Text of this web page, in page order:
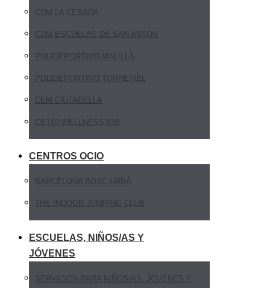
CDM LA CEBADA
CDM ESCUELAS DE SAN ANTÓN
POLIDEPORTIVO MALILLA
POLIDEPORTIVO TORREFIEL
CEM CIUTADELLA
CET10 WELLNESSJOB
CENTROS OCIO
BARCELONA BOSC URBÀ
THE INDOOR JUMPING CLUB
ESCUELAS, NIÑOS/AS Y
JÓVENES
SERVICIOS PARA NIÑOS/AS, JÓVENES Y